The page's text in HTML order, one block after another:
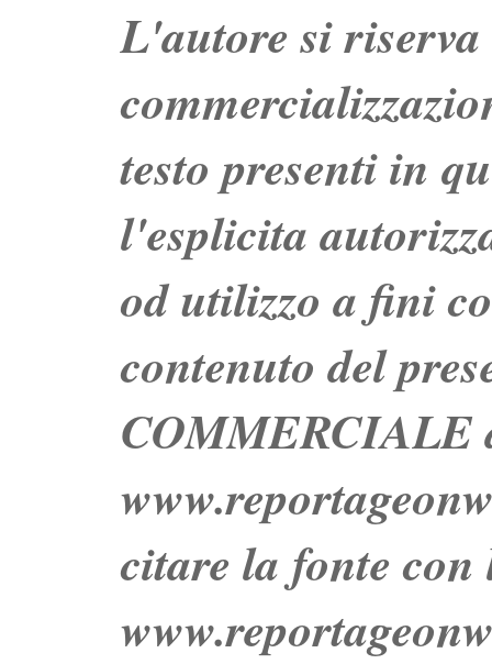
L'autore si
testo presenti in
l'esplicita
od utilizzo a fini
contenuto del
COMMERCIALE
citare la fonte